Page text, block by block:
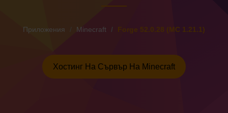
Приложения Minecraft Forge 52.0.28 (MC 1.21.1)
Хостинг На Сървър На Minecraft